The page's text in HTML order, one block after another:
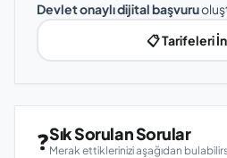
Devlet onaylı dijital başvuru
📋 Tarifeleri
❓Sık Sorulan Sorular
Merak ettiklerinizi aşağıdan